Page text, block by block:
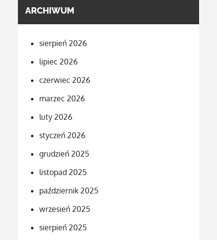
ARCHIWUM
sierpień 2026
lipiec 2026
czerwiec 2026
marzec 2026
luty 2026
styczeń 2026
grudzień 2025
listopad 2025
październik 2025
wrzesień 2025
sierpień 2025